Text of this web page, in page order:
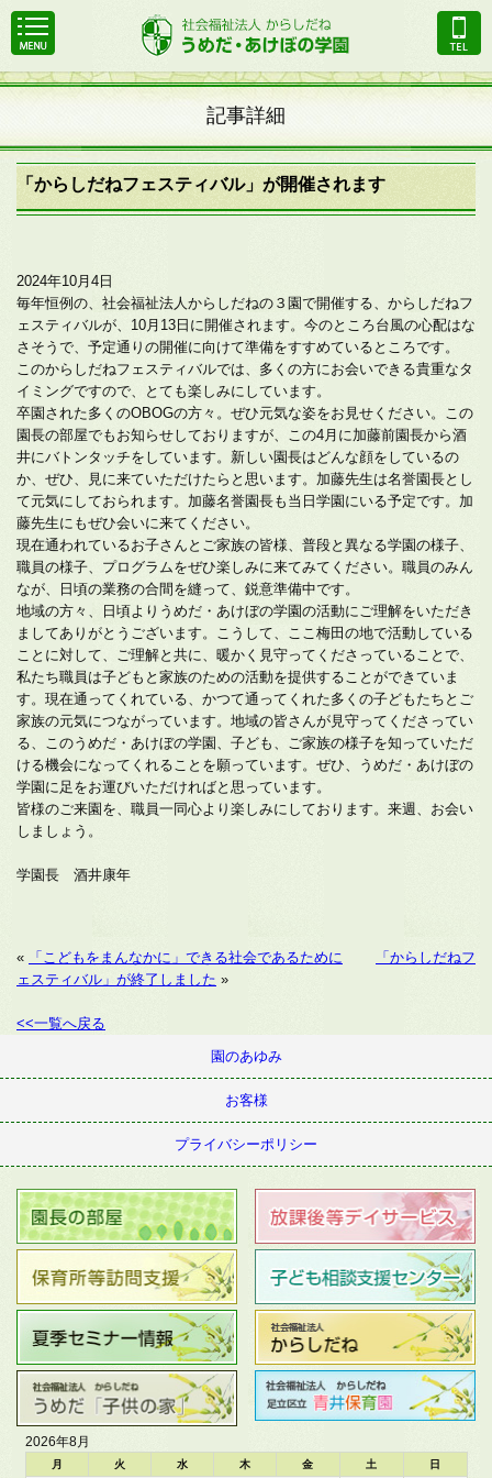
記事詳細
「からしだねフェスティバル」が開催されます
2024年10月4日
毎年恒例の、社会福祉法人からしだねの３園で開催する、からしだねフ
ェスティバルが、10月13日に開催されます。今のところ台風の心配はな
さそうで、予定通りの開催に向けて準備をすすめているところです。
このからしだねフェスティバルでは、多くの方にお会いできる貴重なタ
イミングですので、とても楽しみにしています。
卒園された多くのOBOGの方々。ぜひ元気な姿をお見せください。この
園長の部屋でもお知らせしておりますが、この4月に加藤前園長から酒
井にバトンタッチをしています。新しい園長はどんな顔をしているの
か、ぜひ、見に来ていただけたらと思います。加藤先生は名誉園長とし
て元気にしておられます。加藤名誉園長も当日学園にいる予定です。加
藤先生にもぜひ会いに来てください。
現在通われているお子さんとご家族の皆様、普段と異なる学園の様子、
職員の様子、プログラムをぜひ楽しみに来てみてください。職員のみん
なが、日頃の業務の合間を縫って、鋭意準備中です。
地域の方々、日頃よりうめだ・あけぼの学園の活動にご理解をいただき
ましてありがとうございます。こうして、ここ梅田の地で活動している
ことに対して、ご理解と共に、暖かく見守ってくださっていることで、
私たち職員は子どもと家族のための活動を提供することができていま
す。現在通ってくれている、かつて通ってくれた多くの子どもたちとご
家族の元気につながっています。地域の皆さんが見守ってくださってい
る、このうめだ・あけぼの学園、子ども、ご家族の様子を知っていただ
ける機会になってくれることを願っています。ぜひ、うめだ・あけぼの
学園に足をお運びいただければと思っています。
皆様のご来園を、職員一同心より楽しみにしております。来週、お会い
しましょう。
学園長 酒井康年
« 「こどもをまんなかに」できる社会であるために
「からしだねフ
ェスティバル」が終了しました »
<<一覧へ戻る
園のあゆみ
お客様
プライバシーポリシー
2026年8月
月 火 水 木 金 土 日